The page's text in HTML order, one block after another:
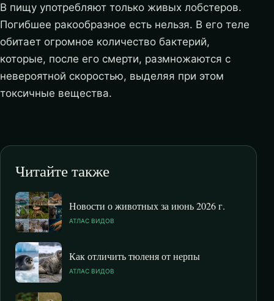
В пищу употребляют только живых лобстеров.
Погибшее ракообразное есть нельзя. В его теле
обитает огромное количество бактерий,
которые, после его смерти, размножаются с
невероятной скоростью, выделяя при этом
токсичные вещества.
Читайте также
Новости о животных за июнь 2026 г.
АТЛАС ВИДОВ
Как отличить тюленя от нерпы
АТЛАС ВИДОВ